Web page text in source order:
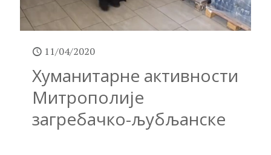
11/04/2020
Хуманитарне активности
Митрополије
загребачко-љубљанске